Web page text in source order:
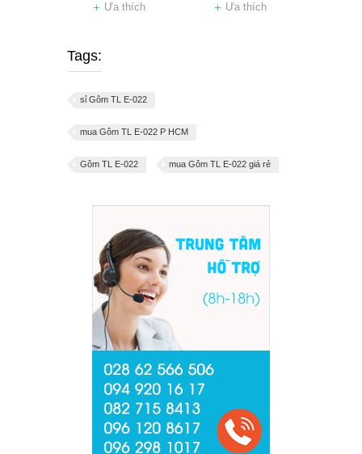
Ưa thích Ưa thích
Tags:
sỉ Gôm TL E-022
mua Gôm TL E-022 P HCM
Gôm TL E-022 mua Gôm TL E-022 giá rẻ